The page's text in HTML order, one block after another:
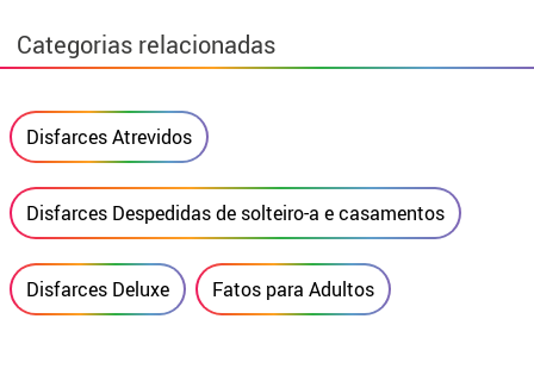
Categorias relacionadas
Disfarces Atrevidos
Disfarces Despedidas de solteiro-a e casamentos
Disfarces Deluxe Fatos para Adultos